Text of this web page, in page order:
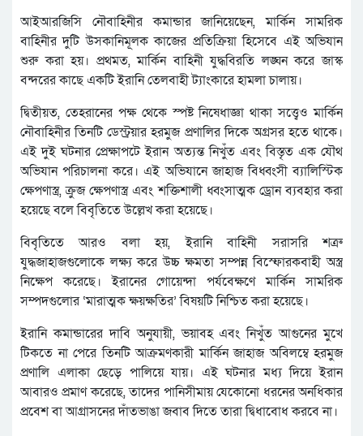
আইআরজিসি নৌবাহিনীর কমান্ডার জানিয়েছেন, মার্কিন সামরিক
বাহিনীর দুটি উসকানিমূলক কাজের প্রতিক্রিয়া হিসেবে এই অভিযান
শুরু করা হয়। প্রথমত, মার্কিন বাহিনী যুদ্ধবিরতি লঙ্ঘন করে জাস্ক
বন্দরের কাছে একটি ইরানি তেলবাহী ট্যাংকারে হামলা চালায়।
দ্বিতীয়ত, তেহরানের পক্ষ থেকে স্পষ্ট নিষেধাজ্ঞা থাকা সত্ত্বেও মার্কিন
নৌবাহিনীর তিনটি ডেস্ট্রয়ার হরমুজ প্রণালির দিকে অগ্রসর হতে থাকে।
এই দুই ঘটনার প্রেক্ষাপটে ইরান অত্যন্ত নিখুঁত এবং বিস্তৃত এক যৌথ
অভিযান পরিচালনা করে। এই অভিযানে জাহাজ বিধ্বংসী ব্যালিস্টিক
ক্ষেপণাস্ত্র, ক্রুজ ক্ষেপণাস্ত্র এবং শক্তিশালী ধ্বংসাত্মক ড্রোন ব্যবহার করা
হয়েছে বলে বিবৃতিতে উল্লেখ করা হয়েছে।
বিবৃতিতে আরও বলা হয়, ইরানি বাহিনী সরাসরি শত্রু
যুদ্ধজাহাজগুলোকে লক্ষ্য করে উচ্চ ক্ষমতা সম্পন্ন বিস্ফোরকবাহী অস্ত্র
নিক্ষেপ করেছে। ইরানের গোয়েন্দা পর্যবেক্ষণে মার্কিন সামরিক
সম্পদগুলোর ‘মারাত্মক ক্ষয়ক্ষতির’ বিষয়টি নিশ্চিত করা হয়েছে।
ইরানি কমান্ডারের দাবি অনুযায়ী, ভয়াবহ এবং নিখুঁত আগুনের মুখে
টিকতে না পেরে তিনটি আক্রমণকারী মার্কিন জাহাজ অবিলম্বে হরমুজ
প্রণালি এলাকা ছেড়ে পালিয়ে যায়। এই ঘটনার মধ্য দিয়ে ইরান
আবারও প্রমাণ করেছে, তাদের পানিসীমায় যেকোনো ধরনের অনধিকার
প্রবেশ বা আগ্রাসনের দাঁতভাঙা জবাব দিতে তারা দ্বিধাবোধ করবে না।